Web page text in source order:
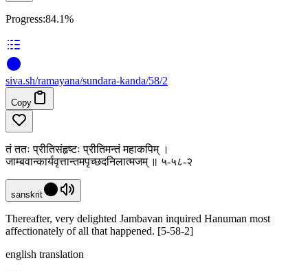
Progress:84.1%
siva.sh/ramayana/sundara-kanda/58/2
Copy
तं ततः प्रीतिसंहृष्टः प्रीतिमन्तं महाकपिम् ।
जाम्बवान्कार्यवृत्तान्तमपृच्छदनिलात्मजम् ॥ ५-५८-२
sanskrit
Thereafter, very delighted Jambavan inquired Hanuman most
affectionately of all that happened. [5-58-2]
english translation